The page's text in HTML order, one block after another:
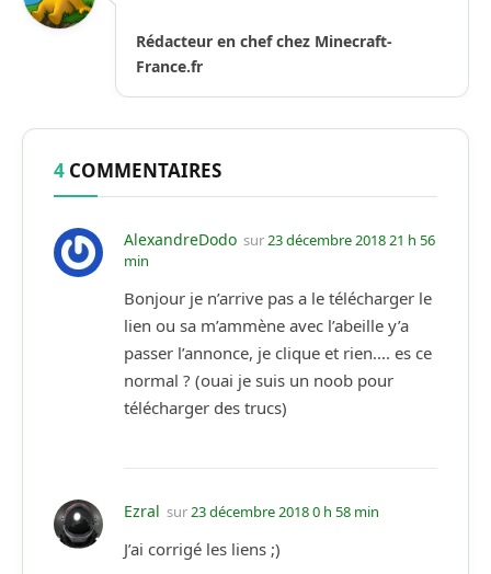
Rédacteur en chef chez Minecraft-
France.fr
4 COMMENTAIRES
AlexandreDodo sur23 décembre 2018 21 h 56
min
Bonjour je n’arrive pas a le télécharger le
lien ou sa m’ammène avec l’abeille y’a
passer l’annonce, je clique et rien…. es ce
normal ? (ouai je suis un noob pour
télécharger des trucs)
Ezral sur23 décembre 2018 0 h 58 min
J’ai corrigé les liens ;)